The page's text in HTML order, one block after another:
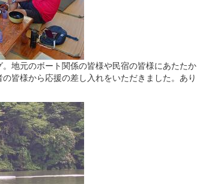
地元のボート関係の皆様や民宿の皆様にあたたか
皆様から応援の差し入れをいただきました。あり